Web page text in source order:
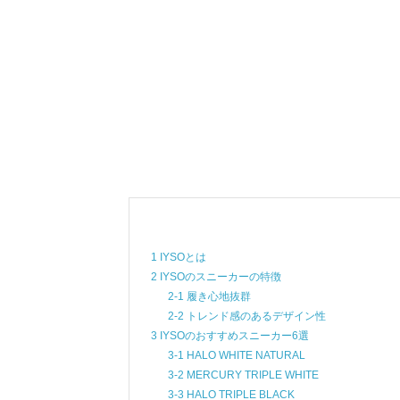
1 IYSOとは
2 IYSOのスニーカーの特徴
2-1 履き心地抜群
2-2 トレンド感のあるデザイン性
3 IYSOのおすすめスニーカー6選
3-1 HALO WHITE NATURAL
3-2 MERCURY TRIPLE WHITE
3-3 HALO TRIPLE BLACK